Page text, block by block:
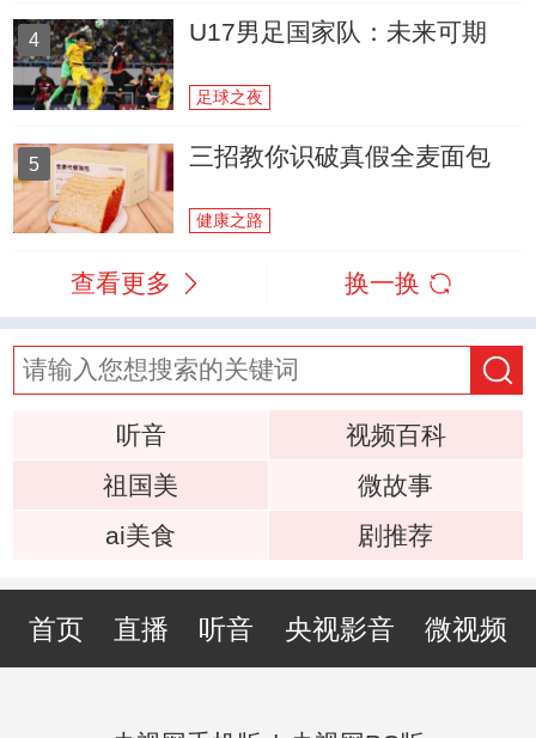
4 U17男足国家队：未来可期
足球之夜
5 三招教你识破真假全麦面包
健康之路
查看更多 换一换
听音
视频百科
祖国美
微故事
ai美食
剧推荐
首页 直播 听音 央视影音 微视频